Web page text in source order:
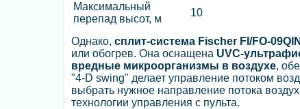
Максимальный
перепад высот, м
10
Однако, сплит-система Fischer FI/FO-09QIN
или обогрев. Она оснащена UVC-
вредные микроорганизмы в воздухе,
"4-D swing" делает управление потоком
выбрать нужное направление потока
технологии управления с пульта.